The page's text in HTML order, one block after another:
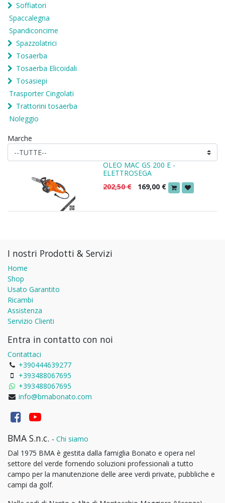
Soffiatori
Spaccalegna
Spandiconcime
Spazzolatrici
Tosaerba
Tosaerba Elicoidali
Tosasiepi
Trasporter Cingolati
Trattorini tosaerba
Noleggio
Marche
OLEO MAC GS 200 E -
ELETTROSEGA
202,50€ 169,00 €
I nostri Prodotti & Servizi
Home
Shop
Usato Garantito
Ricambi
Assistenza
Servizio Clienti
Entra in contatto con noi
Contattaci
+390444639277
+393488067695
+393488067695
info@bmabonato.com
BMA S.n.c. - Chi siamo
Dal 1975 BMA è gestita dalla famiglia Bonato e opera nel
settore del verde fornendo soluzioni professionali a tutto
campo per la manutenzione delle aree verdi private, pubbliche e
campi da golf.